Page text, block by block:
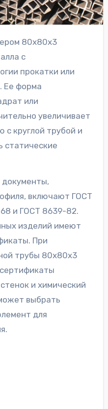
с
прокатки или
Ее форма
или
увеличивает
с круглой трубой и
статические
включают ГОСТ
и ГОСТ 8639-82.
изделий имеют
При
трубы 80х80х3
и химический
выбрать
для